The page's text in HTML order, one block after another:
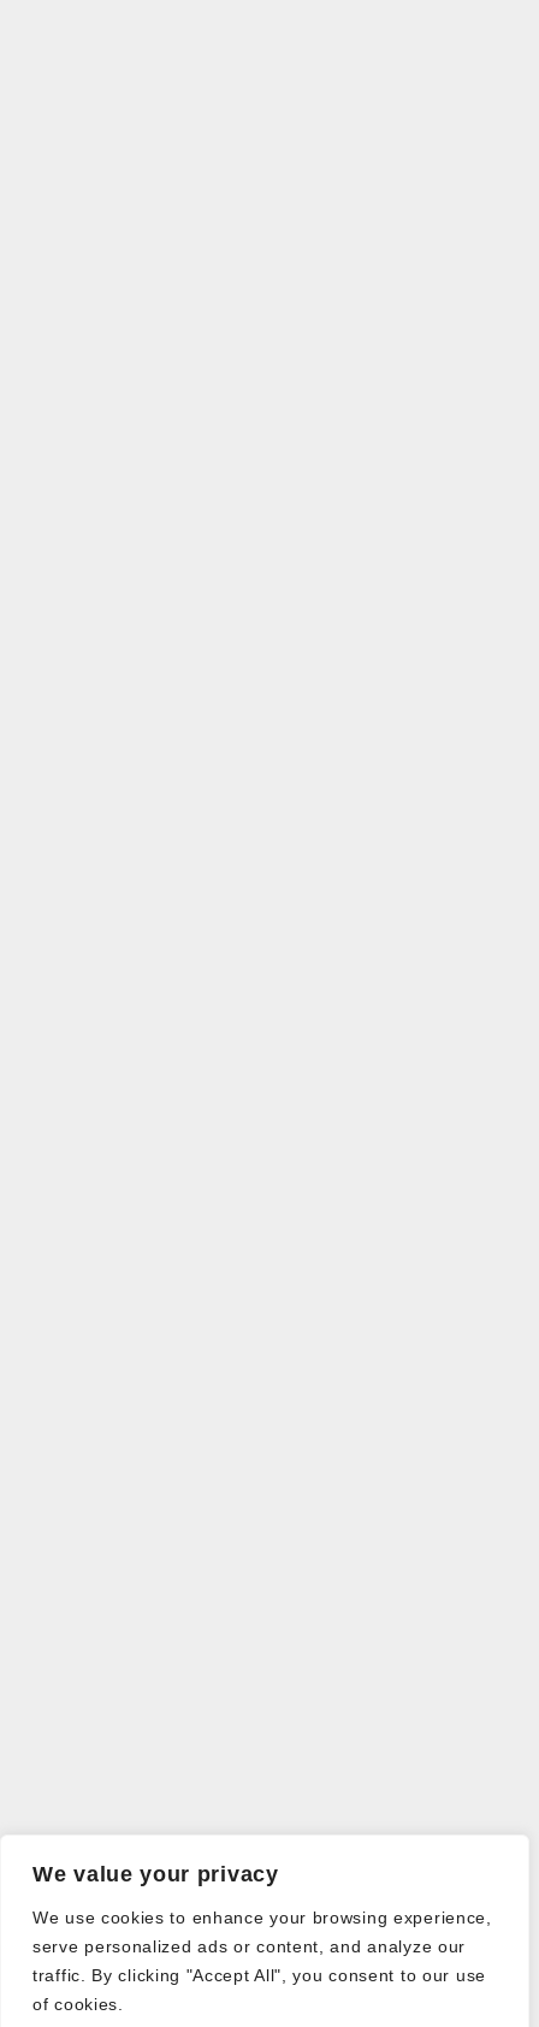
We value your privacy
We use cookies to enhance your browsing experience,
serve personalized ads or content, and analyze our
traffic. By clicking "Accept All", you consent to our use
of cookies.